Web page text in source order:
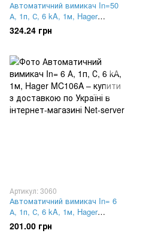
Автоматичний вимикач In=50
А, 1п, С, 6 kA, 1м, Hager
MC150A
324.24 грн
Артикул: 3060
Автоматичний вимикач In= 6
А, 1п, С, 6 kA, 1м, Hager
MC106A
201.00 грн